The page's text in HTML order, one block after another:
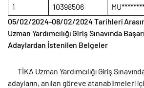
1
10398506
05/02/2024-08/02/2024 Tarihleri
Uzman Yardımcılığı Giriş Sınavında
Adaylardan İstenilen Belgeler
TİKA Uzman Yardımcılığı Giriş
adayların, anılan göreve atanabilmeleri